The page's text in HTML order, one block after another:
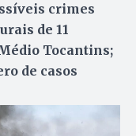
crimes
de 11
Tocantins;
de casos